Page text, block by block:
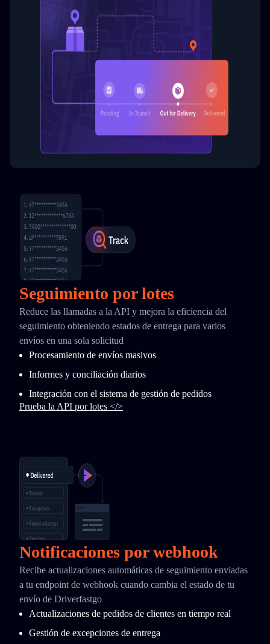
Seguimiento por lotes
Reduce las llamadas a la API y mejora la eficiencia del
seguimiento obteniendo estados de entrega para varios
envíos en una sola solicitud
Procesamiento de envíos masivos
Informes y conciliación diarios
Integración con el sistema de gestión de pedidos
Prueba la API por lotes </>
Notificaciones por webhook
Recibe actualizaciones automáticas de seguimiento enviadas
a tu endpoint de webhook cuando cambia el estado de tu
envío de Driverfastgo
Actualizaciones de pedidos de clientes en tiempo real
Gestión de excepciones de entrega